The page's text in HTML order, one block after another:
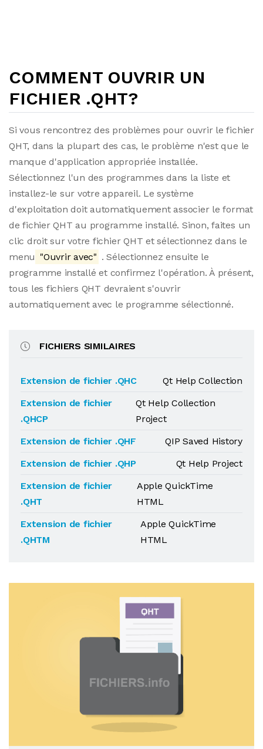
COMMENT OUVRIR UN
FICHIER .QHT?
Si vous rencontrez des problèmes pour ouvrir le fichier
QHT, dans la plupart des cas, le problème n'est que le
manque d'application appropriée installée.
Sélectionnez l'un des programmes dans la liste et
installez-le sur votre appareil. Le système
d'exploitation doit automatiquement associer le format
de fichier QHT au programme installé. Sinon, faites un
clic droit sur votre fichier QHT et sélectionnez dans le
menu "Ouvrir avec" . Sélectionnez ensuite le
programme installé et confirmez l'opération. À présent,
tous les fichiers QHT devraient s'ouvrir
automatiquement avec le programme sélectionné.
FICHIERS SIMILAIRES
Extension de fichier .QHC
Qt Help Collection
Extension de fichier
.QHCP
Qt Help Collection
Project
Extension de fichier .QHF
QIP Saved History
Extension de fichier .QHP
Qt Help Project
Extension de fichier
.QHT
Apple QuickTime
HTML
Extension de fichier
.QHTM
Apple QuickTime
HTML